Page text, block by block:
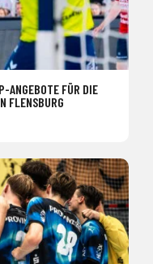
ANGEBOTE FÜR DIE
FLENSBURG